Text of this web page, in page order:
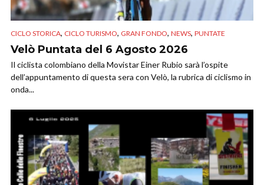
CICLO STORICA, CICLO TURISMO, GRAN FONDO, NEWS, PUNTATE
Velò Puntata del 6 Agosto 2026
Il ciclista colombiano della Movistar Einer Rubio sarà l’ospite
dell’appuntamento di questa sera con Velò, la rubrica di ciclismo in
onda...